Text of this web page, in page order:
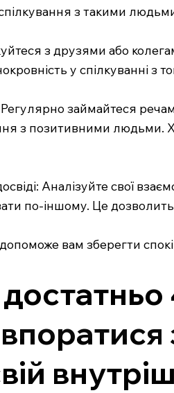
з такими
з друзями або
у спілкуванні з
займайтеся
з позитивними
Аналізуйте свої
по-іншому. Це
вам зберегти